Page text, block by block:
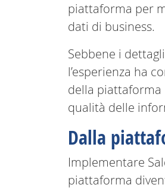
piattaforma per
dati di business.
Sebbene i
l’esperienza ha
della piattaforma
qualità delle
Dalla
Implementare
piattaforma